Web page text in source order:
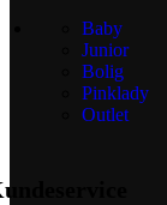
Baby
Junior
Bolig
Pinklady
Outlet